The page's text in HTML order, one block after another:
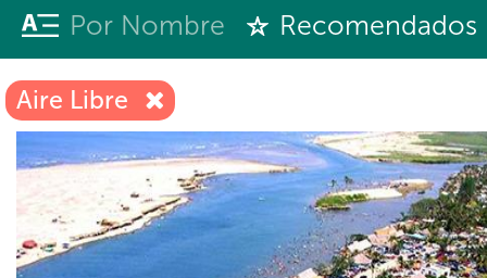
Por Nombre Recomendados
Aire Libre